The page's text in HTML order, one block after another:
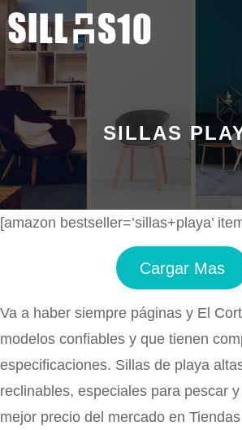
Saltar
al
contenido
SILLAS
[amazon bestseller=’sillas+playa’
Cargar Mas
Va a haber siempre páginas y El
modelos confiables y que tienen
especificaciones. Sillas de playa
reclinables, especiales para pescar
mejor precio del mercado en